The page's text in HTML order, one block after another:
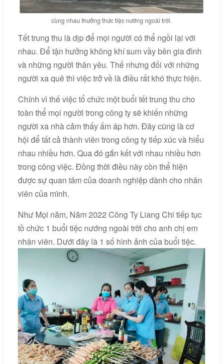
cùng nhau thưởng thức tiệc nướng ngoài trời.
Tết trung thu là dịp để mọi người có thể ngồi lại với
nhau. Để tận hưởng không khí sum vầy bên gia đình
và những người thân yêu. Thế nhưng đối với những
người xa quê thì việc trở về là điều rất khó thực hiện.
Chính vì thế việc tổ chức một buổi tết trung thu cho
toàn thể mọi người trong công ty sẽ khiến những
người xa nhà cảm thấy ấm áp hơn. Đây cũng là cơ
hội để tất cả thành viên trong công ty tiếp xúc và hiểu
nhau nhiều hơn. Qua đó gắn kết với nhau nhiều hơn
trong công việc. Đồng thời điều này còn thể hiện
được sự quan tâm của doanh nghiệp dành cho nhân
viên của mình.
Như Mọi năm, Năm 2022 Công Ty Liang Chi tiếp tục
tồ chức 1 buổi tiệc nướng ngoài trời cho anh chị em
nhân viên. Dưới đây là 1 số hình ảnh của buổi tiệc.